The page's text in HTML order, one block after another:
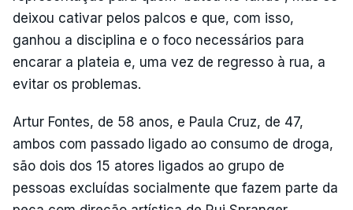
deixou cativar pelos palcos e que, com isso,
ganhou a disciplina e o foco necessários para
encarar a plateia e, uma vez de regresso à rua, a
evitar os problemas.
Artur Fontes, de 58 anos, e Paula Cruz, de 47,
ambos com passado ligado ao consumo de droga,
são dois dos 15 atores ligados ao grupo de
pessoas excluídas socialmente que fazem parte da